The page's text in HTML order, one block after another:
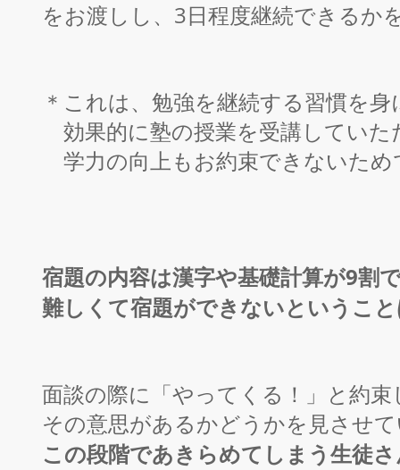
をお渡しし、3日程度継続できるか
＊これは、勉強を継続する習慣を
効果的に塾の授業を受講してい
学力の向上もお約束できないため
宿題の内容は漢字や基礎計算が9割
難しくて宿題ができないというこ
面談の際に「やってくる！」と約
その意思があるかどうかを見させ
この段階であきらめてしまう生徒